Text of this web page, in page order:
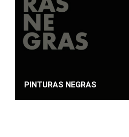
PINTURAS NEGRAS